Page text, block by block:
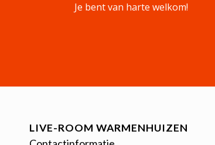
Je bent van harte welkom!
LIVE-ROOM WARMENHUIZEN